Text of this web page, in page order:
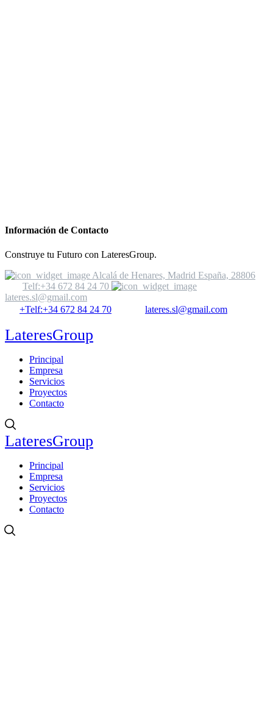
Información de Contacto
Construye tu Futuro con LateresGroup.
Alcalá de Henares, Madrid España, 28806
Telf:+34 672 84 24 70
lateres.sl@gmail.com
+Telf:+34 672 84 24 70
lateres.sl@gmail.com
LateresGroup
Principal
Empresa
Servicios
Proyectos
Contacto
LateresGroup
Principal
Empresa
Servicios
Proyectos
Contacto